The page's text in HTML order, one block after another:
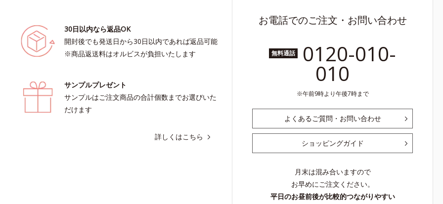
30日以内なら返品OK
開封後でも発送日から30日以内であれば返品可能
※商品返送料はオルビスが負担いたします
サンプルプレゼント
サンプルはご注文商品の合計個数までお選びいた
だけます
詳しくはこちら
お電話でのご注文・お問い合わせ
無料通話 0120-010-
010
午前9時より午後7時まで
よくあるご質問・お問い合わせ
ショッピングガイド
月末は混み合いますので
お早めにご注文ください。
平日のお昼前後が比較的つながりやすい